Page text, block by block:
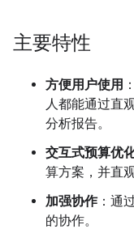
主要特性
方便用户使用
人都能通过直
分析报告。
交互式预算优
算方案，并直
加强协作：通
的协作。